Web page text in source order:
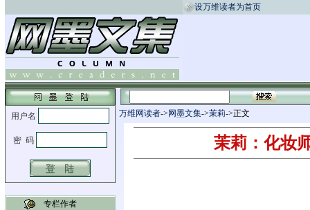
设万维读者为首页
专栏作者
万维网读者-> 网墨文集->茉莉->正文
茉莉：化妆